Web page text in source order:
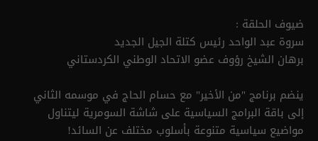
ضيوف الحلقة :
سروة عبد الواحد رئيس كتلة الجيل الجديد
برهان الشيخ رؤوف عضو الاتحاد الوطني الكردستاني
ينضم برنامج "من الأخير" مع حسام الحاج في موسمه الثاني
إلى باقة البرامج السياسية على شاشة السومرية ليتناول
مواضيع سياسية متنوعة بأسلوب مختلف عن السائد!